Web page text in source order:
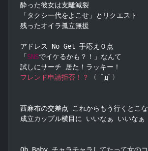
酔った彼女は支離滅裂
「タクシー代をよこせ」とリクエスト
残ったオイラ孤立無援
アドレス No Get 手応え０点
「SNSでイケるかも？！」なんて
フレンド申請拒否！？
( ﾟдﾟ )
西麻布の交差点 これからもう行くとこ
成立カップル横目に いいなぁ いいなぁ
Oh Baby チャラチャラしてたって女の